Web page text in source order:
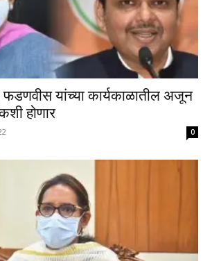
यांच्या कार्यकाळातील अजून
होणार
0